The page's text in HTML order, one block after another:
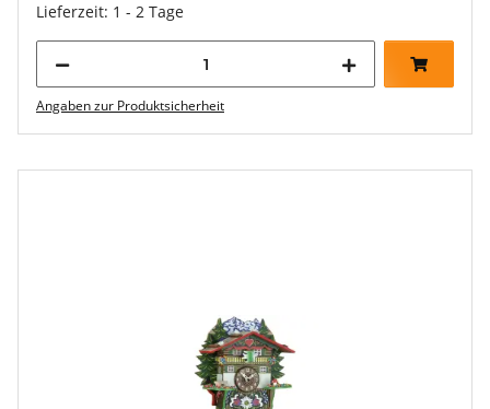
Lieferzeit: 1 - 2 Tage
Angaben zur Produktsicherheit